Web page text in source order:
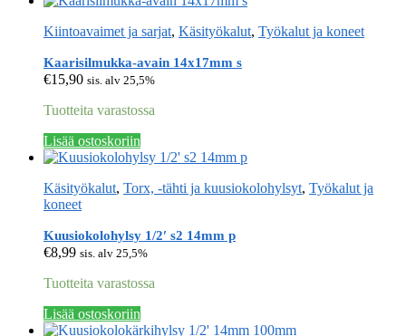
Kiintoavaimet ja sarjat, Käsityökalut, Työkalut ja koneet
Kaarisilmukka-avain 14x17mm s
€15,90 sis. alv 25,5%
Tuotteita varastossa
Lisää ostoskoriin
Käsityökalut, Torx, -tähti ja kuusiokolohylsyt, Työkalut ja
koneet
Kuusiokolohylsy 1/2′ s2 14mm p
€8,99 sis. alv 25,5%
Tuotteita varastossa
Lisää ostoskoriin